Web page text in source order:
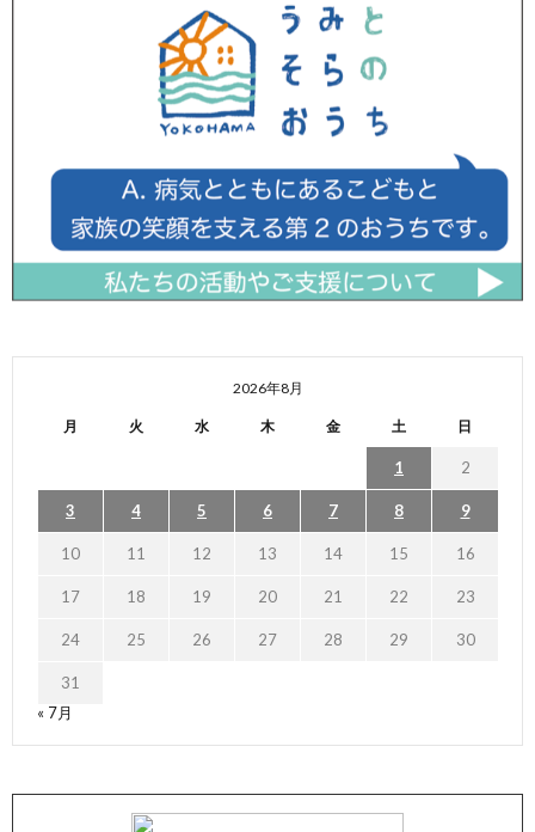
2026年8月
月 火 水 木 金 土 日
1 2
3 4 5 6 7 8 9
10 11 12 13 14 15 16
17 18 19 20 21 22 23
24 25 26 27 28 29 30
31
« 7月